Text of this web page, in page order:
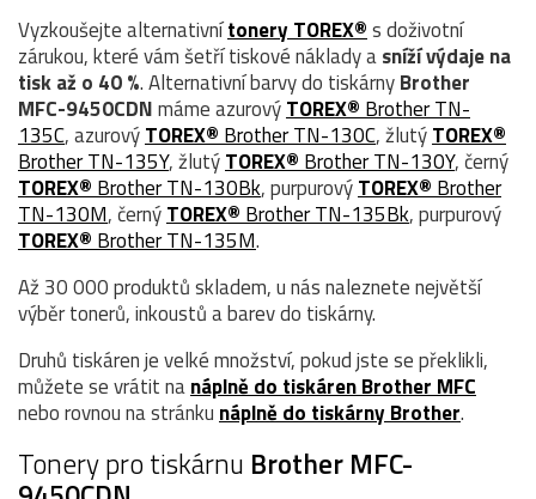
Vyzkoušejte alternativnítonery TOREX®s doživotní
zárukou, které vám šetří tiskové náklady asníží výdaje na
tisk až o 40 %. Alternativní barvy do tiskárnyBrother
MFC-9450CDNmáme azurovýTOREX® Brother TN-
135C, azurovýTOREX® Brother TN-130C, žlutýTOREX®
Brother TN-135Y, žlutýTOREX® Brother TN-130Y, černý
TOREX® Brother TN-130Bk, purpurovýTOREX® Brother
TN-130M, černýTOREX® Brother TN-135Bk, purpurový
TOREX® Brother TN-135M.
Až 30 000 produktů skladem, u nás naleznete největší
výběr tonerů, inkoustů a barev do tiskárny.
Druhů tiskáren je velké množství, pokud jste se překlikli,
můžete se vrátit nanáplně do tiskáren Brother MFC
nebo rovnou na stránku náplně do tiskárny Brother.
Tonery pro tiskárnu Brother MFC-